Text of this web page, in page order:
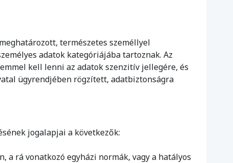
természetes személlyel
adatok kategóriájába tartoznak. Az
kell lenni az adatok szenzitív jellegére, és
ügyrendjében rögzített, adatbiztonságra
jogalapjai a következők:
a rá vonatkozó egyházi normák, vagy a hatályos